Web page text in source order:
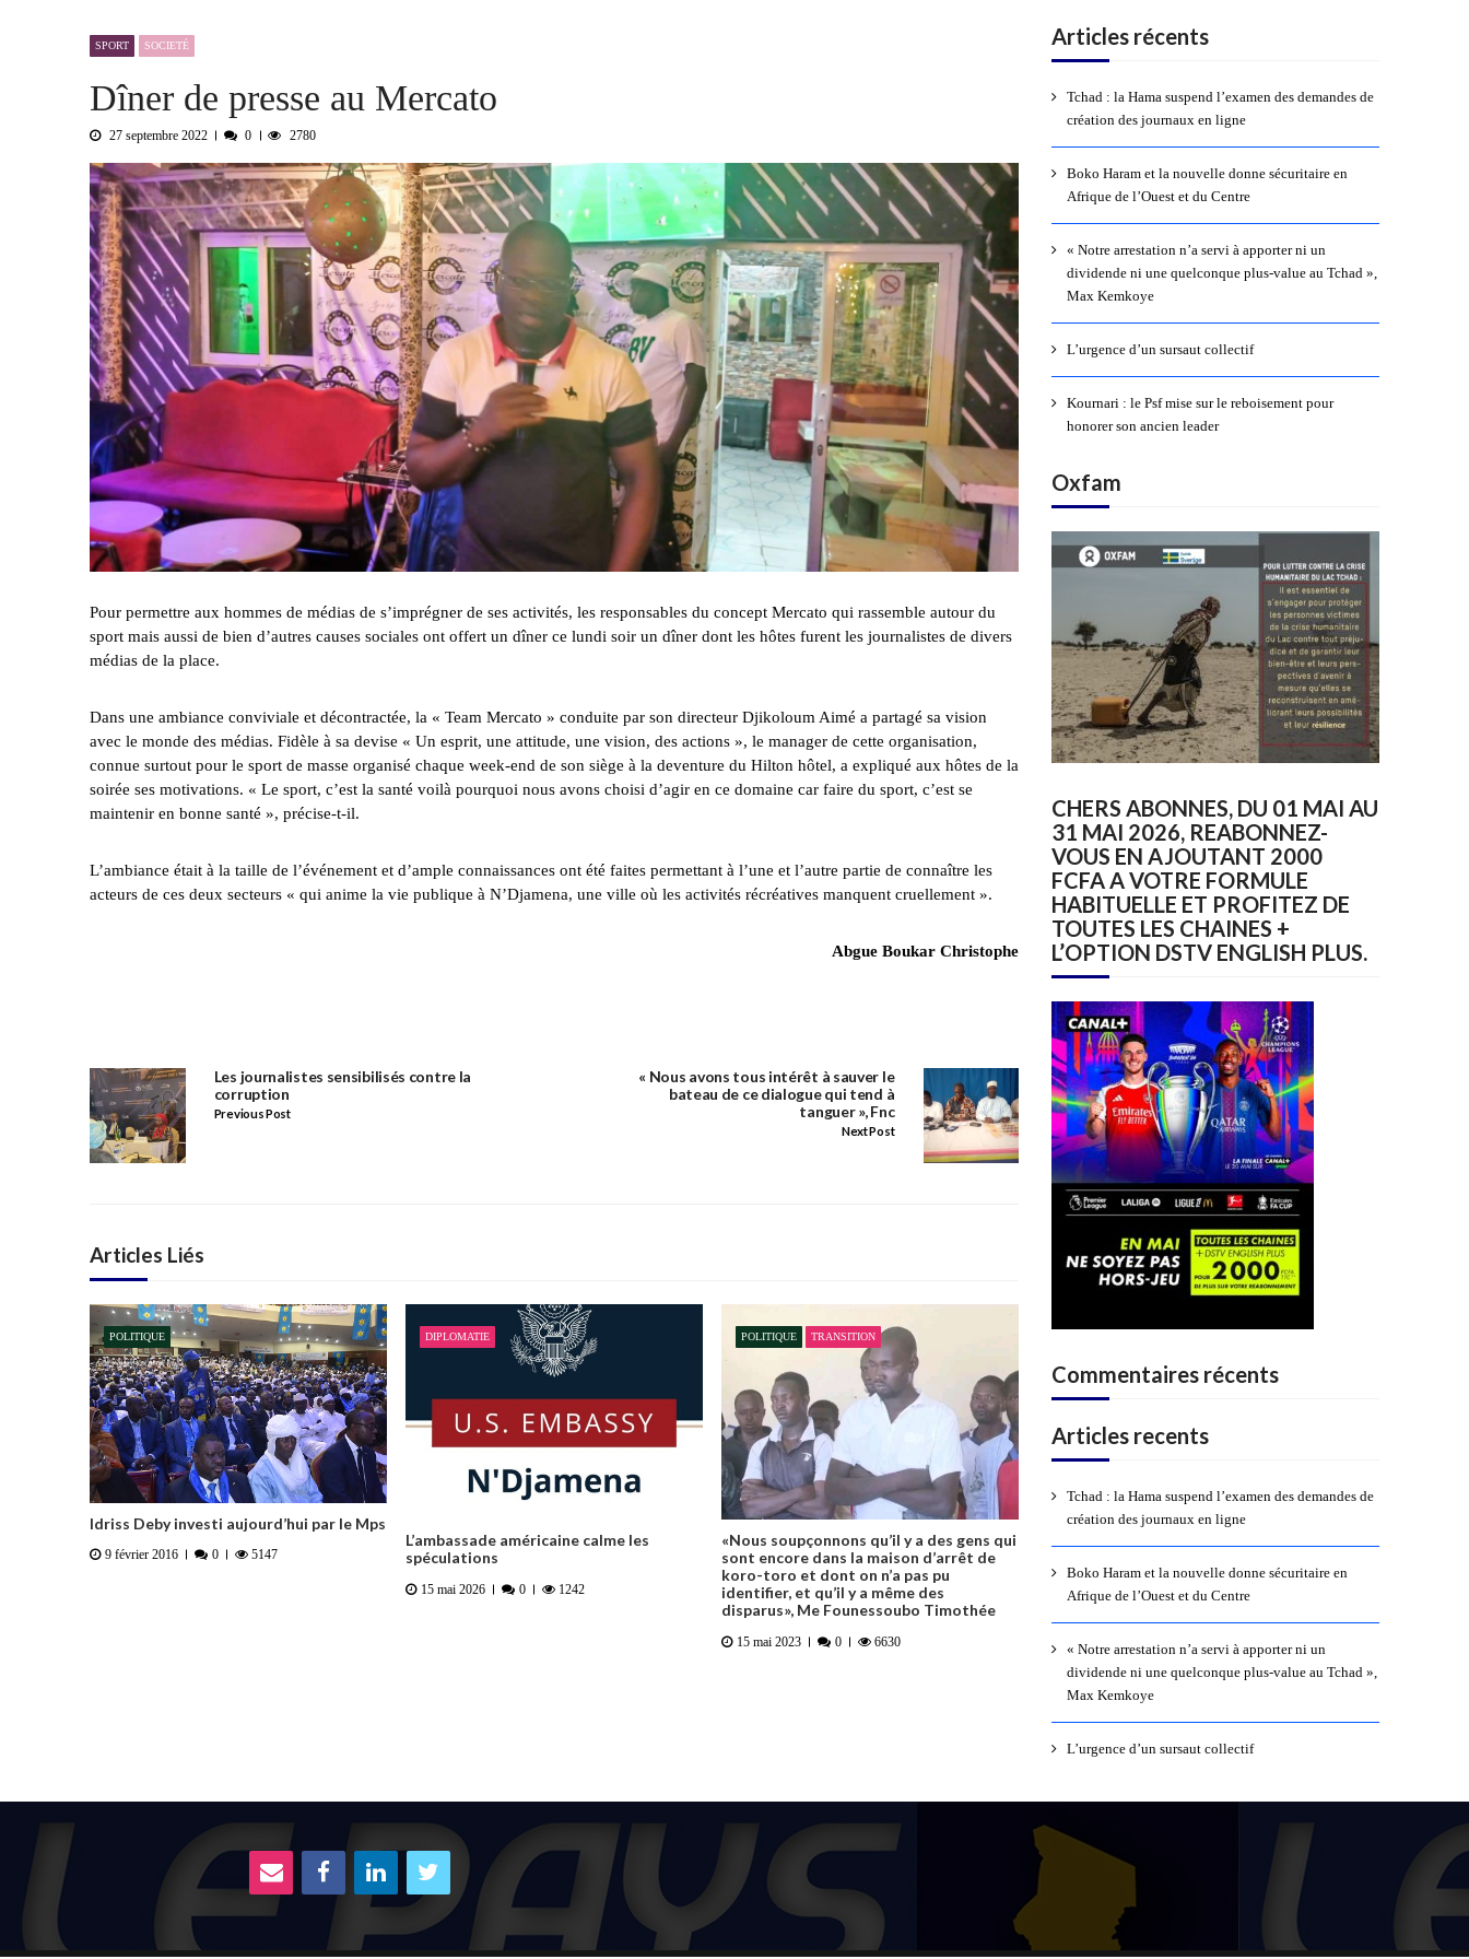
Tchad : la Hama suspend l’examen des demandes de création des journaux en ligne...
SPORT SOCIETÉ
Dîner de presse au Mercato
27 septembre 2022 0 2780
Pour permettre aux hommes de médias de s’imprégner de ses activités, les responsables du concept Mercato qui rassemble autour du
sport mais aussi de bien d’autres causes sociales ont offert un dîner ce lundi soir un dîner dont les hôtes furent les journalistes de divers
médias de la place.
Dans une ambiance conviviale et décontractée, la « Team Mercato » conduite par son directeur Djikoloum Aimé a partagé sa vision
avec le monde des médias. Fidèle à sa devise « Un esprit, une attitude, une vision, des actions », le manager de cette organisation,
connue surtout pour le sport de masse organisé chaque week-end de son siège à la deventure du Hilton hôtel, a expliqué aux hôtes de la
soirée ses motivations. « Le sport, c’est la santé voilà pourquoi nous avons choisi d’agir en ce domaine car faire du sport, c’est se
maintenir en bonne santé », précise-t-il.
L’ambiance était à la taille de l’événement et d’ample connaissances ont été faites permettant à l’une et l’autre partie de connaître les
acteurs de ces deux secteurs « qui anime la vie publique à N’Djamena, une ville où les activités récréatives manquent cruellement ».
Abgue Boukar Christophe
Les journalistes sensibilisés contre la
corruption
Previous Post
« Nous avons tous intérêt à sauver le
bateau de ce dialogue qui tend à
tanguer », Fnc
Next Post
Articles Liés
POLITIQUE
Idriss Deby investi aujourd’hui par le Mps
9 février 2016 0 5147
DIPLOMATIE
L’ambassade américaine calme les
spéculations
15 mai 2026 0 1242
POLITIQUE TRANSITION
«Nous soupçonnons qu’il y a des gens qui
sont encore dans la maison d’arrêt de
koro-toro et dont on n’a pas pu
identifier, et qu’il y a même des
disparus», Me Founessoubo Timothée
15 mai 2023 0 6630
Articles récents
Tchad : la Hama suspend l’examen des demandes de
création des journaux en ligne
Boko Haram et la nouvelle donne sécuritaire en
Afrique de l’Ouest et du Centre
« Notre arrestation n’a servi à apporter ni un
dividende ni une quelconque plus-value au Tchad »,
Max Kemkoye
L’urgence d’un sursaut collectif
Kournari : le Psf mise sur le reboisement pour
honorer son ancien leader
Oxfam
CHERS ABONNES, DU 01 MAI AU
31 MAI 2026, REABONNEZ-
VOUS EN AJOUTANT 2000
FCFA A VOTRE FORMULE
HABITUELLE ET PROFITEZ DE
TOUTES LES CHAINES +
L’OPTION DSTV ENGLISH PLUS.
Commentaires récents
Articles recents
Tchad : la Hama suspend l’examen des demandes de
création des journaux en ligne
Boko Haram et la nouvelle donne sécuritaire en
Afrique de l’Ouest et du Centre
« Notre arrestation n’a servi à apporter ni un
dividende ni une quelconque plus-value au Tchad »,
Max Kemkoye
L’urgence d’un sursaut collectif